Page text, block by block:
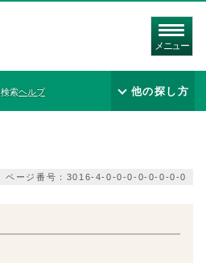
メニュー
検索ヘルプ 他の探し方
ページ番号：3016-4-0-0-0-0-0-0-0-0